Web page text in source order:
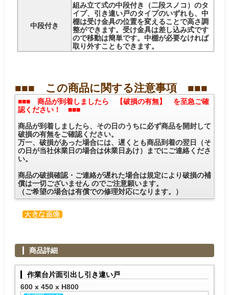
中段付き
組み立て式の中段付き（二段スノコ）のタ
イプ、引き違い戸のタイプのいずれも、中
棚は受け金具の位置を変えることで高さ調
整ができます。受け金具は差し込み式です
ので移動は簡単です。中棚が必要なければ
取り外すこともできます。
■■■ この商品に関する注意事項 ■■■
■■■ 商品が到着しましたら 【破損の有無】 を至急ご確
認ください！ ■■■
商品が到着しましたら、その日のうちに必ず商品を開封して
破損の有無をご確認ください。
万一、破損があった場合には、遅くとも商品到着の翌日（そ
の日が当社休業日の場合は休業日あけ）までにご連絡くださ
い。
商品の破損確認・ご連絡が遅れた場合は規定により破損の補
償は一切ございません のでご注意願います。
（ご希望の場合は有償での修理対応になります。）
商品詳細
作業台片面引出し引き違い戸
600 x 450 x H800